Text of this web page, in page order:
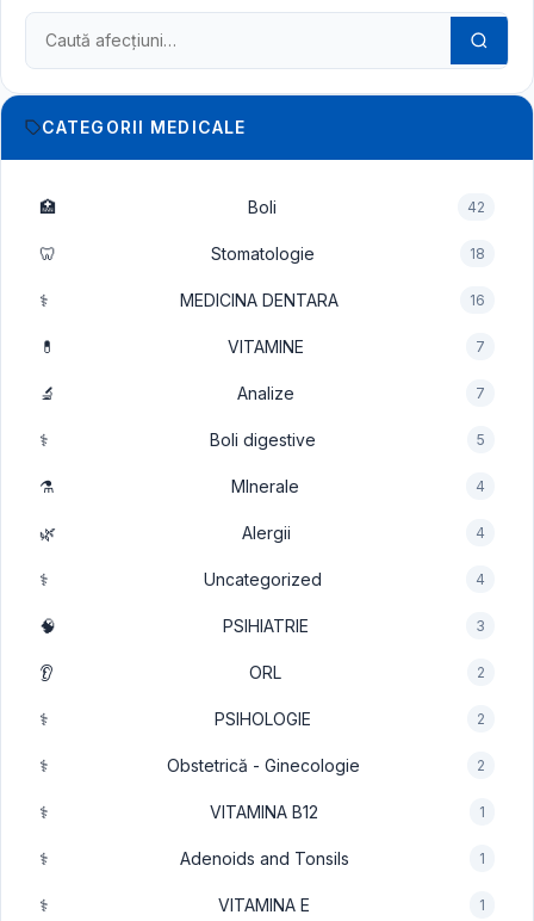
Caută în dicționarul medical
CATEGORII MEDICALE
🏥 Boli 42
🦷 Stomatologie 18
⚕️ MEDICINA DENTARA 16
💊 VITAMINE 7
🔬 Analize 7
⚕️ Boli digestive 5
⚗️ MInerale 4
🌿 Alergii 4
⚕️ Uncategorized 4
🧠 PSIHIATRIE 3
👂 ORL 2
⚕️ PSIHOLOGIE 2
⚕️ Obstetrică - Ginecologie 2
⚕️ VITAMINA B12 1
⚕️ Adenoids and Tonsils 1
⚕️ VITAMINA E 1